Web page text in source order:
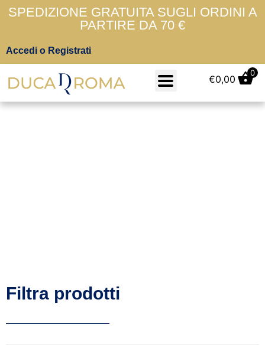
SPEDIZIONE GRATUITA SUGLI ORDINI A
PARTIRE DA 70 €
Accedi o Registrati
€0,00
0
Filtra prodotti